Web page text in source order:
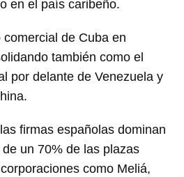
favorito, primero has de
en el país caribeño.
de Cuba en
también como el
por delante de Venezuela y
firmas españolas dominan
un 70% de las plazas
como Meliá,